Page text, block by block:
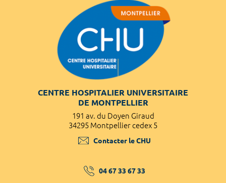
CENTRE HOSPITALIER UNIVERSITAIRE
DE MONTPELLIER
191 av. du Doyen Giraud
34295 Montpellier cedex 5
Contacter le CHU
04 67 33 67 33